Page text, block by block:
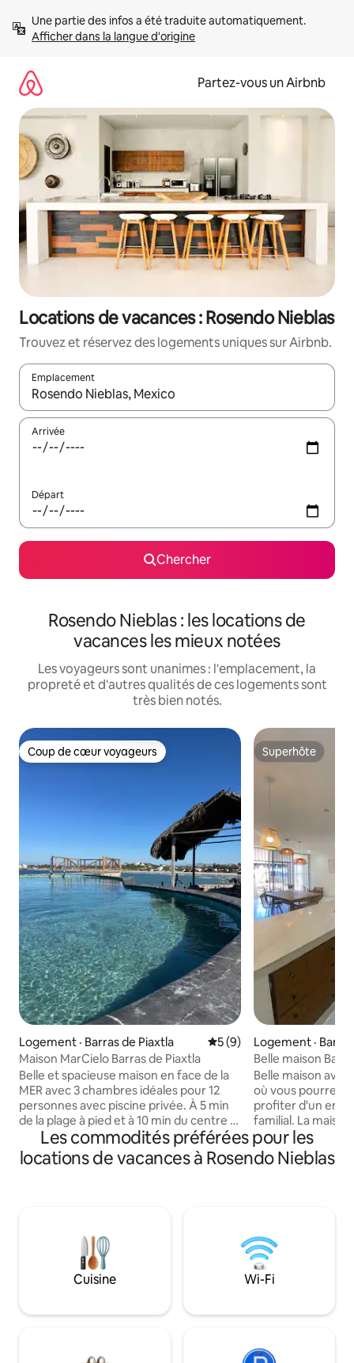
directement
Afficher dans la langue d'origine
Partez-vous un Airbnb
Locations de vacances : Rosendo Nieblas
Trouvez et réservez des logements uniques sur Airbnb.
Emplacement
Quand les résultats sont affichés, parcourez-les en utilisant
Arrivée
Départ
Chercher
Rosendo Nieblas : les locations de
vacances les mieux notées
Les voyageurs sont unanimes : l'emplacement, la
propreté et d'autres qualités de ces logements sont
très bien notés.
Coup de cœur voyageurs
Coup de cœur voyageurs
Logement · Barras de Piaxtla Note moyenne de 5 sur 5,
5 (9)
Maison MarCielo Barras de Piaxtla
Belle et spacieuse maison en face de la
MER avec 3 chambres idéales pour 12
personnes avec piscine privée. À 5 min
de la plage à pied et à 10 min du centre à
pied. Entièrement réfrigérée, 2 étages,
4 salles de bains complètes, salon avec
télévision intelligente, salle à manger
bonne couverture téléphonique dans la
région, nous avons le wi-fi) parking privé.
Superhôte
Superhôte
Logement ·
Belle maison
Belle maison
où vous pourrez
profiter d'un
familial. La
chambres
salle de bain
séjour plus privé
disposons d'un
un barbecue, un
manger et un
Les commodités préférées pour les
locations de vacances à Rosendo Nieblas
Cuisine Wi-Fi